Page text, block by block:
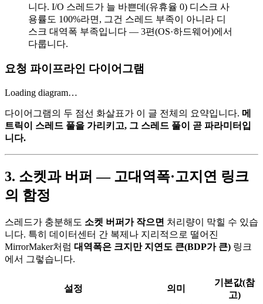
니다. I/O 스레드가 늘 바쁜데(유휴율 0) 디스크 사
용률도 100%라면, 그건 스레드 부족이 아니라 디
스크 대역폭 부족입니다 — 3편(OS·하드웨어)에서
다룹니다.
요청 파이프라인 다이어그램
Loading diagram…
다이어그램의 두 점선 화살표가 이 글 전체의 요약입니다. 메
트릭이 스레드 풀을 가리키고, 그 스레드 풀이 곧 파라미터입
니다.
3. 소켓과 버퍼 — 고대역폭·고지연 링크
의 함정
스레드가 충분해도 소켓 버퍼가 작으면 처리량이 막힐 수 있습
니다. 특히 데이터센터 간 복제나 지리적으로 떨어진
MirrorMaker처럼 대역폭은 크지만 지연도 큰(BDP가 큰) 링크
에서 그렇습니다.
설정 의미
기본값(참
고)